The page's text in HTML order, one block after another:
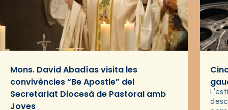
Mons. David Abadías visita les
convivències “Be Apostle” del
Secretariat Diocesà de Pastoral amb
Joves